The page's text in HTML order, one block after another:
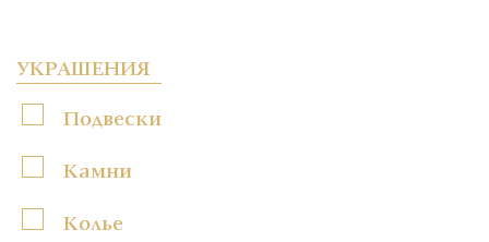
УКРАШЕНИЯ
Подвески
Камни
Колье